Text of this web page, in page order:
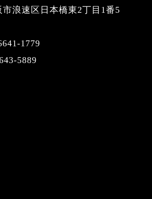
浪速区日本橋東2丁目1番5
1779
5889